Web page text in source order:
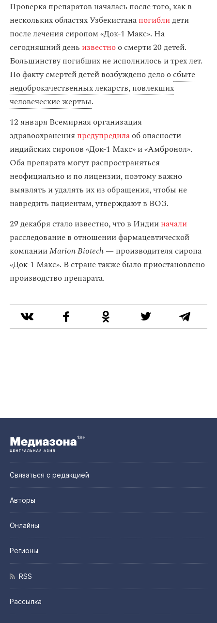
Проверка препаратов началась после того, как в
нескольких областях Узбекистанапогиблидети
после лечения сиропом «Док-1 Макс». На
сегодняшний день известноо смерти 20 детей.
Большинству погибших не исполнилось и трех лет.
По факту смертей детей возбуждено дело осбыте
недоброкачественных лекарств, повлекших
человеческие жертвы.
12 января Всемирная организация
здравоохранения предупредилаоб опасности
индийских сиропов «Док-1 Макс» и «Амбронол».
Оба препарата могут распространяться
неофициально и по лицензии, поэтому важно
выявлять и удалять их из обращения, чтобы не
навредить пациентам, утверждают в ВОЗ.
29 декабря стало известно, что в Индииначали
расследование в отношении фармацевтической
компанииMarion Biotech— производителя сиропа
«Док-1 Макс». В стране также было приостановлено
производство препарата.
Связаться с редакцией
Авторы
Онлайны
Регионы
RSS
Рассылка